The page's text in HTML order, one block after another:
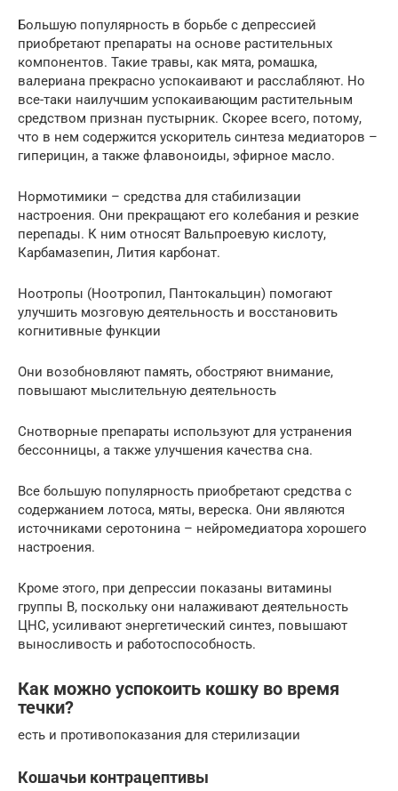
Большую популярность в борьбе с депрессией
приобретают препараты на основе растительных
компонентов. Такие травы, как мята, ромашка,
валериана прекрасно успокаивают и расслабляют. Но
все-таки наилучшим успокаивающим растительным
средством признан пустырник. Скорее всего, потому,
что в нем содержится ускоритель синтеза медиаторов –
гиперицин, а также флавоноиды, эфирное масло.
Нормотимики – средства для стабилизации
настроения. Они прекращают его колебания и резкие
перепады. К ним относят Вальпроевую кислоту,
Карбамазепин, Лития карбонат.
Ноотропы (Ноотропил, Пантокальцин) помогают
улучшить мозговую деятельность и восстановить
когнитивные функции
Они возобновляют память, обостряют внимание,
повышают мыслительную деятельность
Снотворные препараты используют для устранения
бессонницы, а также улучшения качества сна.
Все большую популярность приобретают средства с
содержанием лотоса, мяты, вереска. Они являются
источниками серотонина – нейромедиатора хорошего
настроения.
Кроме этого, при депрессии показаны витамины
группы В, поскольку они налаживают деятельность
ЦНС, усиливают энергетический синтез, повышают
выносливость и работоспособность.
Как можно успокоить кошку во время
течки?
есть и противопоказания для стерилизации
Кошачьи контрацептивы